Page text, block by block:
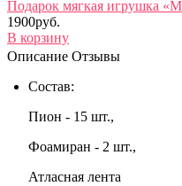
Подарок мягкая игрушка
1900руб.
В корзину
Описание Отзывы
Состав:
Пион - 15 шт.,
Фоамиран - 2 шт.,
Атласная лента